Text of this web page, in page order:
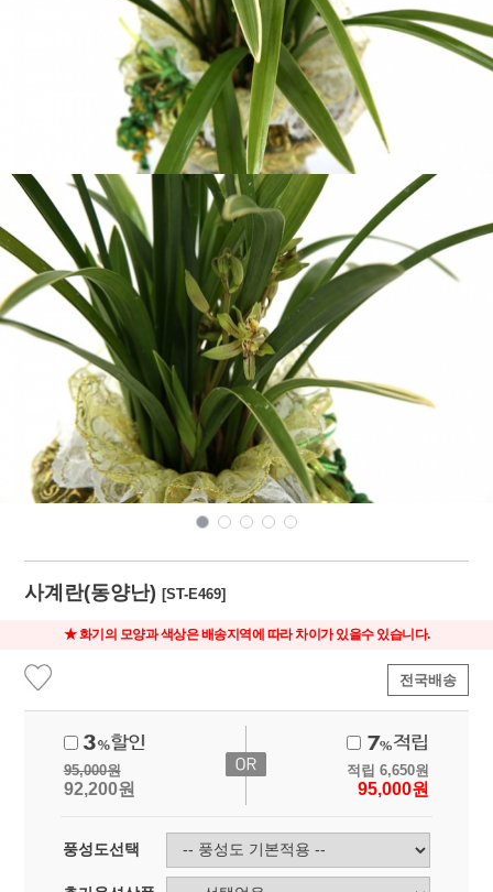
사계란(동양난)[ST-E469]
★ 화기의 모양과 색상은 배송지역에 따라 차이가 있을수 있습니다.
전국배송
95,000원
92,200원
적립 6,650원
95,000원
풍성도선택